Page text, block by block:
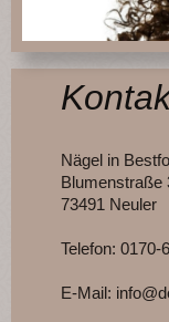
Nägel in
Blumenstraße
73491 Neuler
Telefon: 0170-
E-Mail: